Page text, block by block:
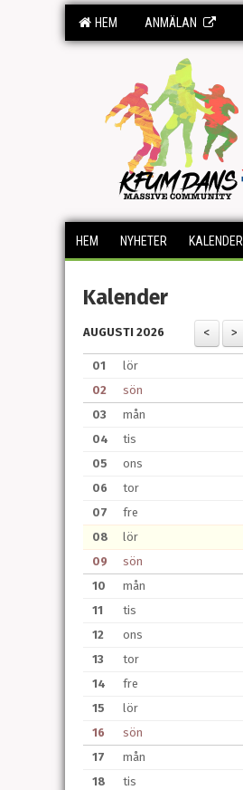
HEM ANMÄLAN
HEM NYHETER KALENDER
Kalender
AUGUSTI 2026
01
lör
02
sön
03
mån
04
tis
05
ons
06
tor
07
fre
08
lör
09
sön
10
mån
11
tis
12
ons
13
tor
14
fre
15
lör
16
sön
17
mån
18
tis